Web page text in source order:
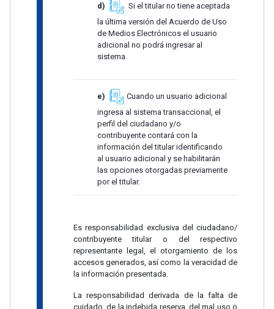
d)
Si el titular no tiene aceptada
la última versión del Acuerdo de Uso
de Medios Electrónicos el usuario
adicional no podrá ingresar al
sistema.
e)
Cuando un usuario adicional
ingresa al sistema transaccional, el
perfil del ciudadano y/o
contribuyente contará con la
información del titular identificando
al usuario adicional y se habilitarán
las opciones otorgadas previamente
por el titular.
Es responsabilidad exclusiva del ciudadano/
contribuyente titular o del respectivo
representante legal, el otorgamiento de los
accesos generados, así como la veracidad de
la información presentada.
La responsabilidad derivada de la falta de
cuidado, de la indebida reserva, del mal uso o